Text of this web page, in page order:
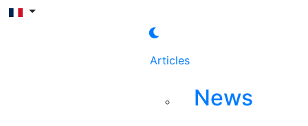
Articles
News